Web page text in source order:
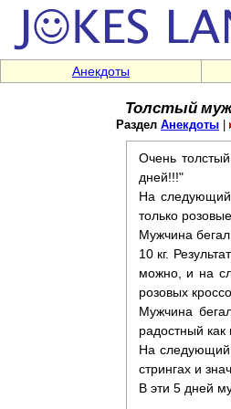
Анекдоты
Толстый
Раздел Анекдоты
Очень
дней!!!"
На следующий
только
Мужчина
10 кг.
можно, и на
розовых
Мужчина
радостный
На следующий
стрингах и
В эти 5 дней